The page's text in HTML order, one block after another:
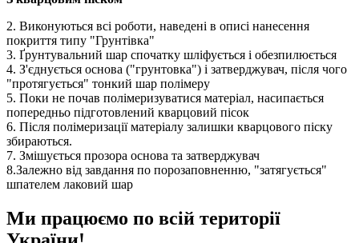
2. Виконуються всі роботи, наведені в описі нанесення
покриття типу "Грунтівка"
3. Ґрунтувальний шар спочатку шліфується і обезпилюється
4. З'єднується основа ("грунтовка") і затверджувач, після чого
"протягується" тонкий шар полімеру
5. Поки не почав полімеризуватися матеріал, насипається
попередньо підготовлений кварцовий пісок
6. Після полімеризації матеріалу залишки кварцового піску
збираються.
7. Змішується прозора основа та затверджувач
8.Залежно від завдання по порозаповненню, "затягується"
шпателем лаковий шар
Ми працюємо по всій території